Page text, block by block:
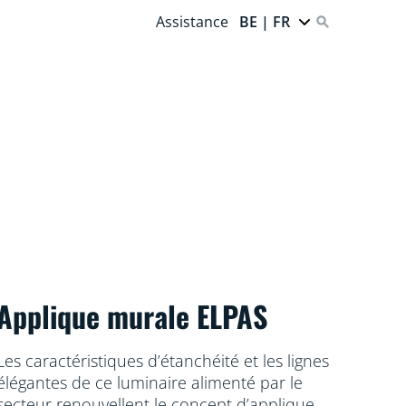
Assistance BE | FR
murale ELPAS
caractéristiques d’étanchéité et les lignes
de ce luminaire alimenté par le